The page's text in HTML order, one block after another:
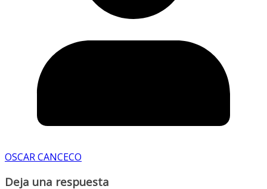
OSCAR CANCECO
Deja una respuesta